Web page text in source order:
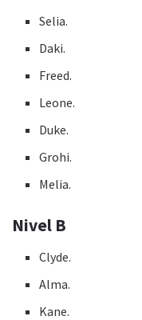
Selia.
Daki.
Freed.
Leone.
Duke.
Grohi.
Melia.
Nivel B
Clyde.
Alma.
Kane.